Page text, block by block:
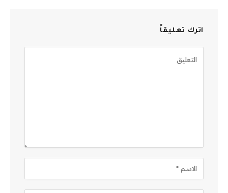
اترك تعليقاً